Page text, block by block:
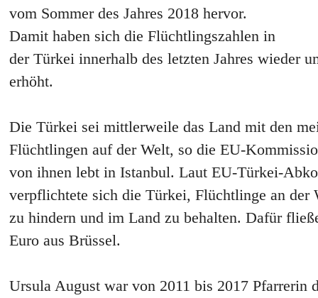
vom Sommer des Jahres 2018 hervor.
Damit haben sich die Flüchtlingszahlen in
der Türkei innerhalb des letzten Jahres wieder
erhöht.
Die Türkei sei mittlerweile das Land mit den
Flüchtlingen auf der Welt, so die EU-
von ihnen lebt in Istanbul. Laut EU-Türkei-
verpflichtete sich die Türkei, Flüchtlinge an der
zu hindern und im Land zu behalten. Dafür
Euro aus Brüssel.
Ursula August war von 2011 bis 2017 Pfarrerin